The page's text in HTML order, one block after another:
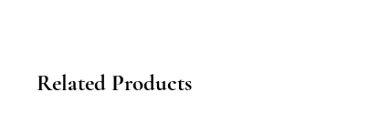
Related Products